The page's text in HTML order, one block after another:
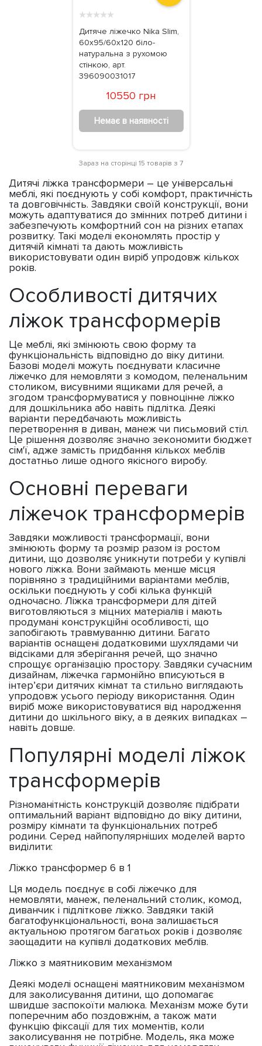
★★★★★
Дитяче ліжечко Nika Slim,
60х95/60х120 біло-
натуральна з рухомою
стінкою, арт.
396090031017
10550 грн
Немає в наявності
Зараз на сторінці 15 товарів з 7
Дитячі ліжка трансформери – це універсальні
меблі, які поєднують у собі комфорт, практичність
та довговічність. Завдяки своїй конструкції, вони
можуть адаптуватися до змінних потреб дитини і
забезпечують комфортний сон на різних етапах
розвитку. Такі моделі економлять простір у
дитячій кімнаті та дають можливість
використовувати один виріб упродовж кількох
років.
Особливості дитячих
ліжок трансформерів
Це меблі, які змінюють свою форму та
функціональність відповідно до віку дитини.
Базові моделі можуть поєднувати класичне
ліжечко для немовляти з комодом, пеленальним
столиком, висувними ящиками для речей, а
згодом трансформуватися у повноцінне ліжко
для дошкільника або навіть підлітка. Деякі
варіанти передбачають можливість
перетворення в диван, манеж чи письмовий стіл.
Це рішення дозволяє значно зекономити бюджет
сім'ї, адже замість придбання кількох меблів
достатньо лише одного якісного виробу.
Основні переваги
ліжечок трансформерів
Завдяки можливості трансформації, вони
змінюють форму та розмір разом із ростом
дитини, що дозволяє уникнути потреби у купівлі
нового ліжка. Вони займають менше місця
порівняно з традиційними варіантами меблів,
оскільки поєднують у собі кілька функцій
одночасно. Ліжка трансформери для дітей
виготовляються з міцних матеріалів і мають
продумані конструкційні особливості, що
запобігають травмуванню дитини. Багато
варіантів оснащені додатковими шухлядами чи
відсіками для зберігання речей, що значно
спрощує організацію простору. Завдяки сучасним
дизайнам, ліжечка гармонійно вписуються в
інтер’єри дитячих кімнат та стильно виглядають
упродовж усього періоду використання. Один
виріб може використовуватися від народження
дитини до шкільного віку, а в деяких випадках –
навіть довше.
Популярні моделі ліжок
трансформерів
Різноманітність конструкцій дозволяє підібрати
оптимальний варіант відповідно до віку дитини,
розміру кімнати та функціональних потреб
родини. Серед найпопулярніших моделей варто
виділити:
Ліжко трансформер 6 в 1
Ця модель поєднує в собі ліжечко для
немовляти, манеж, пеленальний столик, комод,
диванчик і підліткове ліжко. Завдяки такій
багатофункціональності, вона залишається
актуальною протягом багатьох років і дозволяє
заощадити на купівлі додаткових меблів.
Ліжко з маятниковим механізмом
Деякі моделі оснащені маятниковим механізмом
для заколисування дитини, що допомагає
швидше заспокоїти малюка. Механізм може бути
поперечним або поздовжнім, а також мати
функцію фіксації для тих моментів, коли
заколисування не потрібне. Модель, яка може